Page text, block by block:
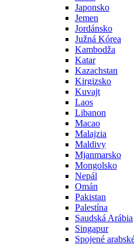
Japonsko
Jemen
Jordánsko
Južná Kórea
Kambodža
Katar
Kazachstan
Kirgizsko
Kuvajt
Laos
Libanon
Macao
Malajzia
Maldivy
Mjanmarsko
Mongolsko
Nepál
Omán
Pakistan
Palestína
Saudská Arábia
Singapur
Spojené